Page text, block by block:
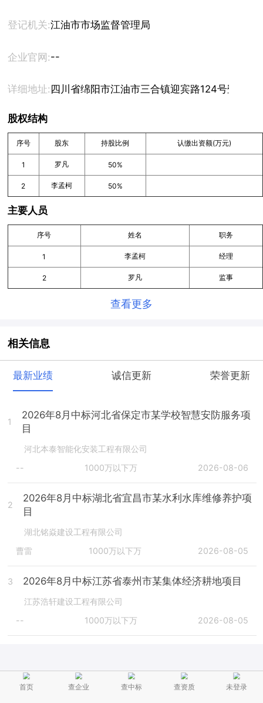
登记机关:江油市市场监督管理局
企业官网:--
详细地址: 四川省绵阳市江油市三合镇迎宾路124号鹭岛名
股权结构
序号 股东 持股比例 认缴出资额(万元)
1 罗凡 50%
2 李孟柯 50%
主要人员
序号 姓名 职务
1 李孟柯 经理
2 罗凡 监事
查看更多
相关信息
最新业绩 诚信更新 荣誉更新
1
2026年8月中标河北省保定市某学校智慧安防服务项
目
河北本泰智能化安装工程有限公司
--
1000万以下万 2026-08-06
2
2026年8月中标湖北省宜昌市某水利水库维修养护项
目
湖北铭焱建设工程有限公司
曹雷
1000万以下万 2026-08-05
3 2026年8月中标江苏省泰州市某集体经济耕地项目
江苏浩轩建设工程有限公司
--
1000万以下万 2026-08-05
首页 查企业 查中标 查资质 未登录